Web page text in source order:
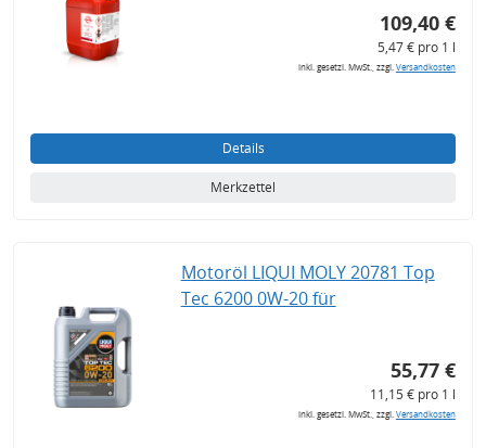
109,40 €
5,47 € pro 1 l
inkl. gesetzl. MwSt., zzgl.Versandkosten
Details
Merkzettel
Motoröl LIQUI MOLY 20781 Top
Tec 6200 0W-20 für
55,77 €
11,15 € pro 1 l
inkl. gesetzl. MwSt., zzgl.Versandkosten